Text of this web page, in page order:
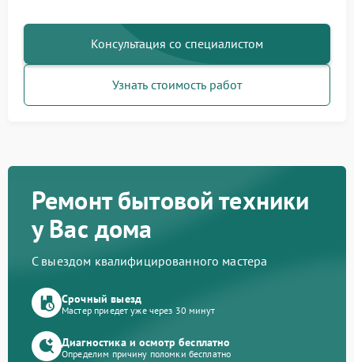
Консультация со специалистом
Узнать стоимость работ
Ремонт бытовой техники
у Вас дома
С выездом квалифицированного мастера
Срочный выезд
Мастер приедет уже через 30 минут
Диагностика и осмотр бесплатно
Определим причину поломки бесплатно